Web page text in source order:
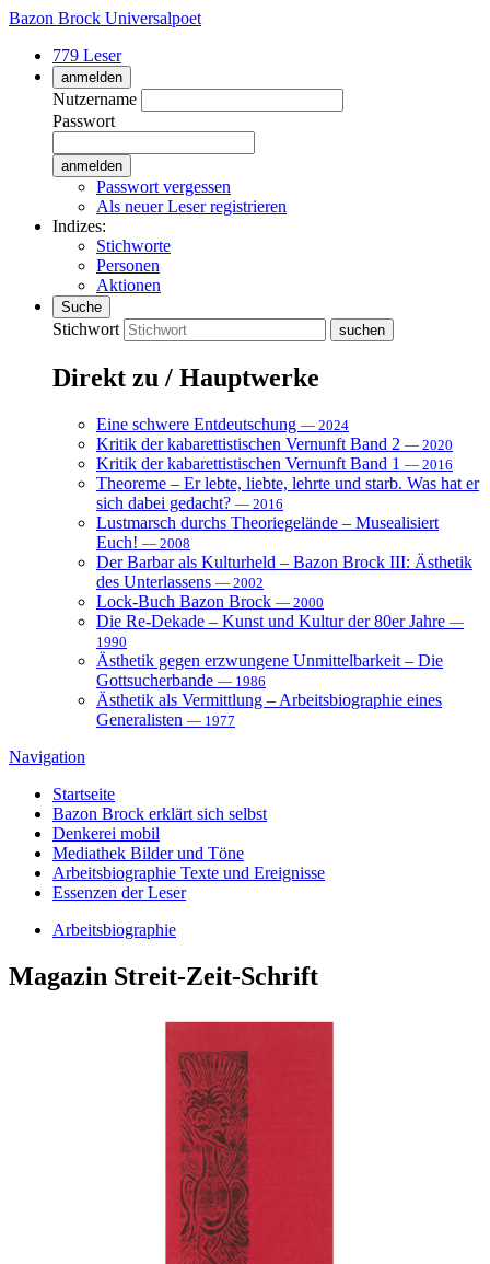
Bazon Brock Universalpoet
779 Leser
anmelden
Nutzername
Passwort
Passwort vergessen
Als neuer Leser registrieren
Indizes:
Stichworte
Personen
Aktionen
Suche
Stichwort
Direkt zu / Hauptwerke
Eine schwere Entdeutschung — 2024
Kritik der kabarettistischen Vernunft Band 2 — 2020
Kritik der kabarettistischen Vernunft Band 1 — 2016
Theoreme – Er lebte, liebte, lehrte und starb. Was hat er
sich dabei gedacht? — 2016
Lustmarsch durchs Theoriegelände – Musealisiert
Euch! — 2008
Der Barbar als Kulturheld – Bazon Brock III: Ästhetik
des Unterlassens — 2002
Lock-Buch Bazon Brock — 2000
Die Re-Dekade – Kunst und Kultur der 80er Jahre —
1990
Ästhetik gegen erzwungene Unmittelbarkeit – Die
Gottsucherbande — 1986
Ästhetik als Vermittlung – Arbeitsbiographie eines
Generalisten — 1977
Navigation
Startseite
Bazon Brock erklärt sich selbst
Denkerei mobil
Mediathek Bilder und Töne
Arbeitsbiographie Texte und Ereignisse
Essenzen der Leser
Arbeitsbiographie
Magazin Streit-Zeit-Schrift